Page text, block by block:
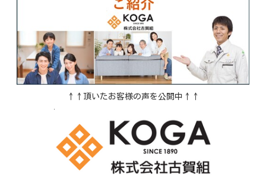
↑↑頂いたお客様の声を公開中↑↑